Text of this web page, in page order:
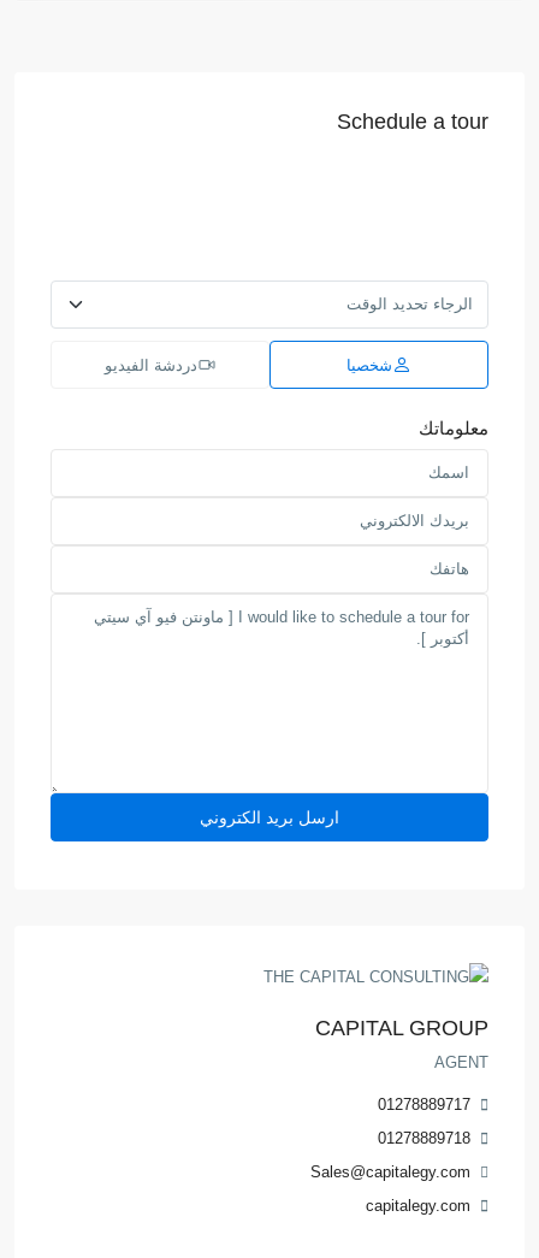
Schedule a tour
شخصيا دردشة الفيديو
معلوماتك
CAPITAL GROUP
AGENT
01278889717
01278889718
Sales@capitalegy.com
capitalegy.com